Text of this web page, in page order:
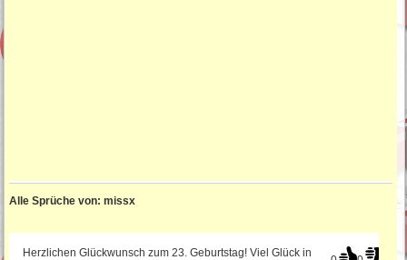
Alle Sprüche von: missx
Herzlichen Glückwunsch zum 23. Geburtstag! Viel Glück in